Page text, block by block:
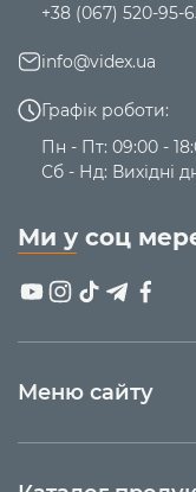
Меню сайту
+38 (067) 520-95-
info@videx.ua
Графік роботи:
Пн - Пт: 09:00 -
Сб - Нд: Вихідні
Ми у соц